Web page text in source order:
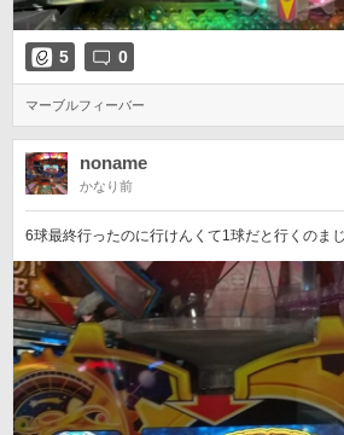
5 0
マーブルフィーバー
noname
かなり前
6球最終行ったのに行けんくて1球だと行くのまじ